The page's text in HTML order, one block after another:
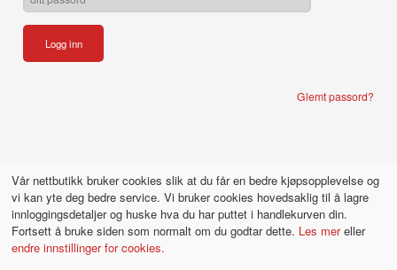
Glemt passord?
Vår nettbutikk bruker cookies slik at du får en bedre kjøpsopplevelse og
vi kan yte deg bedre service. Vi bruker cookies hovedsaklig til å lagre
innloggingsdetaljer og huske hva du har puttet i handlekurven din.
Fortsett å bruke siden som normalt om du godtar dette. Les mereller
endre innstillinger for cookies.